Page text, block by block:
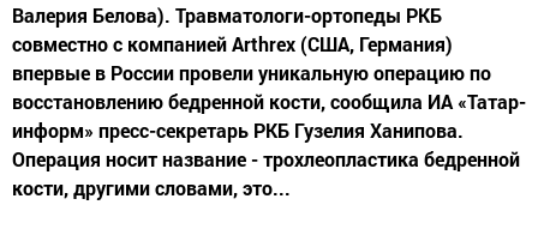
Валерия Белова). Травматологи-ортопеды РКБ
совместно с компанией Arthrex (США, Германия)
впервые в России провели уникальную операцию по
восстановлению бедренной кости, сообщила ИА «Татар-
информ» пресс-секретарь РКБ Гузелия Ханипова.
Операция носит название - трохлеопластика бедренной
кости, другими словами, это...